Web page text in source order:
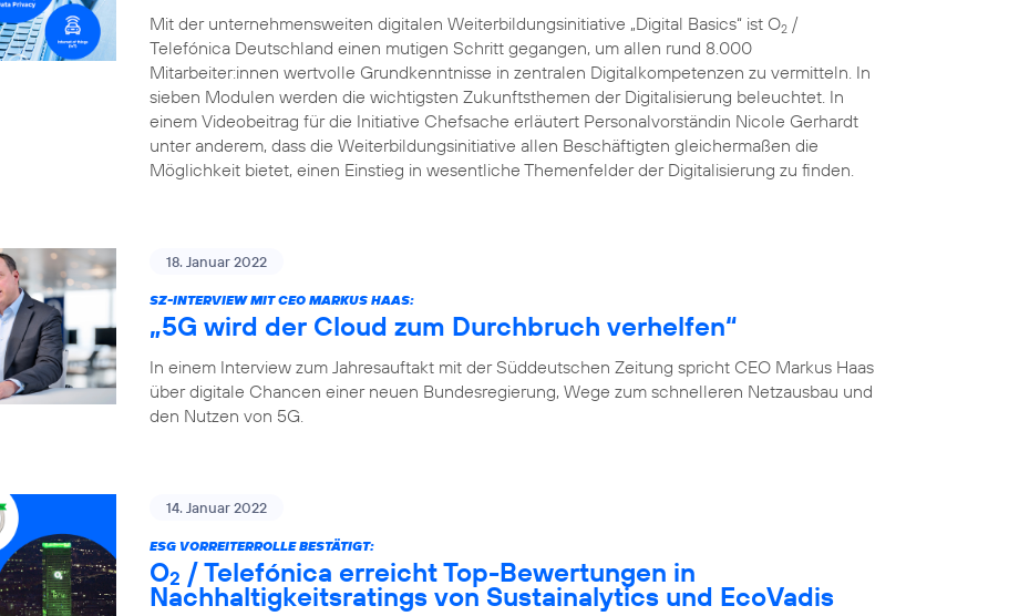
Mit der unternehmensweiten digitalen Weiterbildungsinitiative „Digital Basics“ ist O2 /
Telefónica Deutschland einen mutigen Schritt gegangen, um allen rund 8.000
Mitarbeiter:innen wertvolle Grundkenntnisse in zentralen Digitalkompetenzen zu vermitteln. In
sieben Modulen werden die wichtigsten Zukunftsthemen der Digitalisierung beleuchtet. In
einem Videobeitrag für die Initiative Chefsache erläutert Personalvorständin Nicole Gerhardt
unter anderem, dass die Weiterbildungsinitiative allen Beschäftigten gleichermaßen die
Möglichkeit bietet, einen Einstieg in wesentliche Themenfelder der Digitalisierung zu finden.
18. Januar 2022
SZ-INTERVIEW MIT CEO MARKUS HAAS:
„5G wird der Cloud zum Durchbruch verhelfen“
In einem Interview zum Jahresauftakt mit der Süddeutschen Zeitung spricht CEO Markus Haas
über digitale Chancen einer neuen Bundesregierung, Wege zum schnelleren Netzausbau und
den Nutzen von 5G.
14. Januar 2022
ESG VORREITERROLLE BESTÄTIGT:
O2 / Telefónica erreicht Top-Bewertungen in
Nachhaltigkeitsratings von Sustainalytics und EcoVadis